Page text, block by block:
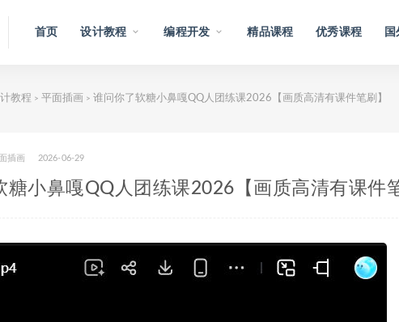
首页 设计教程 编程开发 精品课程 优秀课程 国
教程 > 平面插画 > 谁问你了软糖小鼻嘎QQ人团练课2026【画质高清有课件笔刷】
插画 2026-06-29
糖小鼻嘎QQ人团练课2026【画质高清有课件